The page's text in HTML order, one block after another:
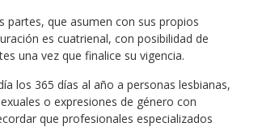
partes, que asumen con sus propios
es cuatrienal, con posibilidad de
una vez que finalice su vigencia.
los 365 días al año a personas lesbianas,
o expresiones de género con
que profesionales especializados